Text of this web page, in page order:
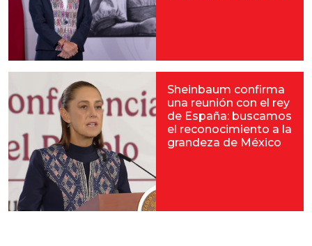
Sheinbaum confirma
una reunión con el rey
de España: buscamos
el reconocimiento a la
grandeza de México